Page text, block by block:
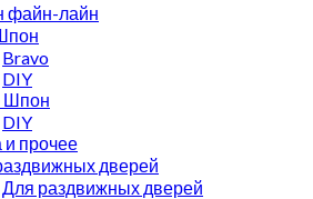
файн-лайн
Bravo
DIY
Шпон
DIY
и прочее
дверей
Для раздвижных дверей